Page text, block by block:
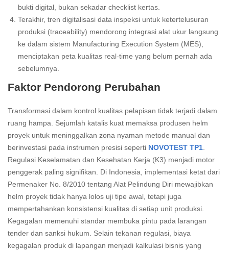
bukti digital, bukan sekadar checklist kertas.
Terakhir, tren digitalisasi data inspeksi untuk ketertelusuran
produksi (traceability) mendorong integrasi alat ukur langsung
ke dalam sistem Manufacturing Execution System (MES),
menciptakan peta kualitas real-time yang belum pernah ada
sebelumnya.
Faktor Pendorong Perubahan
Transformasi dalam kontrol kualitas pelapisan tidak terjadi dalam
ruang hampa. Sejumlah katalis kuat memaksa produsen helm
proyek untuk meninggalkan zona nyaman metode manual dan
berinvestasi pada instrumen presisi seperti NOVOTEST TP1
Regulasi Keselamatan dan Kesehatan Kerja (K3) menjadi motor
penggerak paling signifikan. Di Indonesia, implementasi ketat dari
Permenaker No. 8/2010 tentang Alat Pelindung Diri mewajibkan
helm proyek tidak hanya lolos uji tipe awal, tetapi juga
mempertahankan konsistensi kualitas di setiap unit produksi.
Kegagalan memenuhi standar membuka pintu pada larangan
tender dan sanksi hukum. Selain tekanan regulasi, biaya
kegagalan produk di lapangan menjadi kalkulasi bisnis yang